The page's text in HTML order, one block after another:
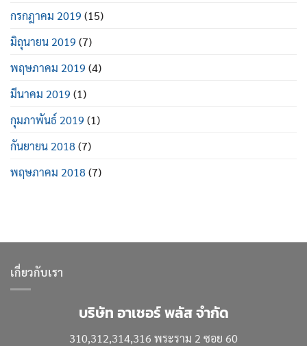
กรกฎาคม 2019 (15)
มิถุนายน 2019 (7)
พฤษภาคม 2019 (4)
มีนาคม 2019 (1)
กุมภาพันธ์ 2019 (1)
กันยายน 2018(7)
พฤษภาคม 2018(7)
เกี่ยวกับเรา
บริษัท อาเชอร์ พลัส จำกัด
310,312,314,316 พระราม 2 ซอย 60